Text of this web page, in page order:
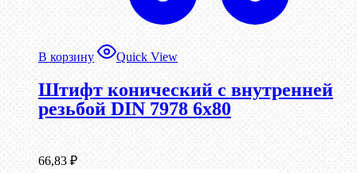
В корзину Quick View
Штифт конический с внутренней
резьбой DIN 7978 6х80
66,83 ₽